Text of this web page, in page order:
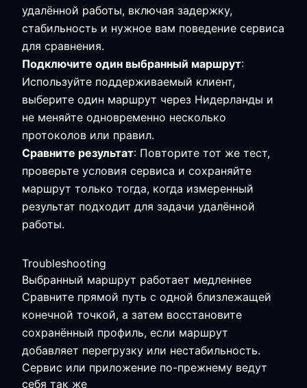
удалённой работы, включая задержку,
стабильность и нужное вам поведение сервиса
для сравнения.
Подключите один выбранный маршрут:
Используйте поддерживаемый клиент,
выберите один маршрут через Нидерланды и
не меняйте одновременно несколько
протоколов или правил.
Сравните результат: Повторите тот же тест,
проверьте условия сервиса и сохраняйте
маршрут только тогда, когда измеренный
результат подходит для задачи удалённой
работы.
Troubleshooting
Выбранный маршрут работает медленнее
Сравните прямой путь с одной близлежащей
конечной точкой, а затем восстановите
сохранённый профиль, если маршрут
добавляет перегрузку или нестабильность.
Сервис или приложение по-прежнему ведут
себя так же